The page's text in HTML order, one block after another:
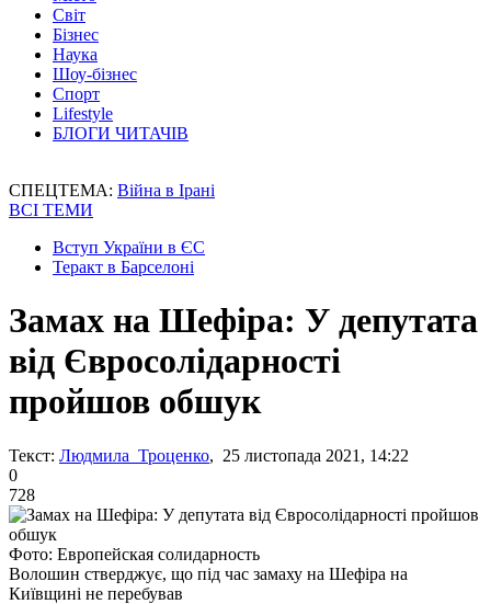
Світ
Бізнес
Наука
Шоу-бізнес
Спорт
Lifestyle
БЛОГИ ЧИТАЧІВ
СПЕЦТЕМА: Війна в Ірані
ВСІ ТЕМИ
Вступ України в ЄС
Теракт в Барселоні
Замах на Шефіра: У депутата
від Євросолідарності
пройшов обшук
Текст: Людмила Троценко, 25 листопада 2021, 14:22
0
728
Фото: Европейская солидарность
Волошин стверджує, що під час замаху на Шефіра на
Київщині не перебував